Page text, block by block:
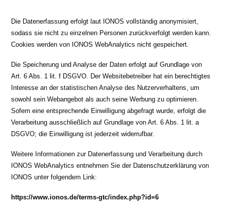
Die Datenerfassung erfolgt laut IONOS vollständig anonymisiert,
sodass sie nicht zu einzelnen Personen zurückverfolgt werden kann.
Cookies werden von IONOS WebAnalytics nicht gespeichert.
Die Speicherung und Analyse der Daten erfolgt auf Grundlage von
Art. 6 Abs. 1 lit. f DSGVO. Der Websitebetreiber hat ein berechtigtes
Interesse an der statistischen Analyse des Nutzerverhaltens, um
sowohl sein Webangebot als auch seine Werbung zu optimieren.
Sofern eine entsprechende Einwilligung abgefragt wurde, erfolgt die
Verarbeitung ausschließlich auf Grundlage von Art. 6 Abs. 1 lit. a
DSGVO; die Einwilligung ist jederzeit widerrufbar.
Weitere Informationen zur Datenerfassung und Verarbeitung durch
IONOS WebAnalytics entnehmen Sie der Datenschutzerklärung von
IONOS unter folgendem Link:
https://www.ionos.de/terms-gtc/index.php?id=6